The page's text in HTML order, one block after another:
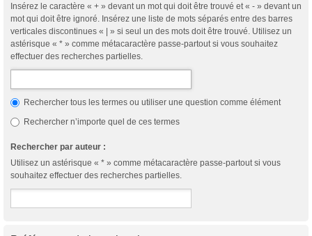
Insérez le caractère « + » devant un mot qui doit être trouvé et « - » devant un
mot qui doit être ignoré. Insérez une liste de mots séparés entre des barres
verticales discontinues « | » si seul un des mots doit être trouvé. Utilisez un
astérisque « * » comme métacaractère passe-partout si vous souhaitez
effectuer des recherches partielles.
Rechercher tous les termes ou utiliser une question comme élément
Rechercher n’importe quel de ces termes
Rechercher par auteur :
Utilisez un astérisque « * » comme métacaractère passe-partout si vous
souhaitez effectuer des recherches partielles.